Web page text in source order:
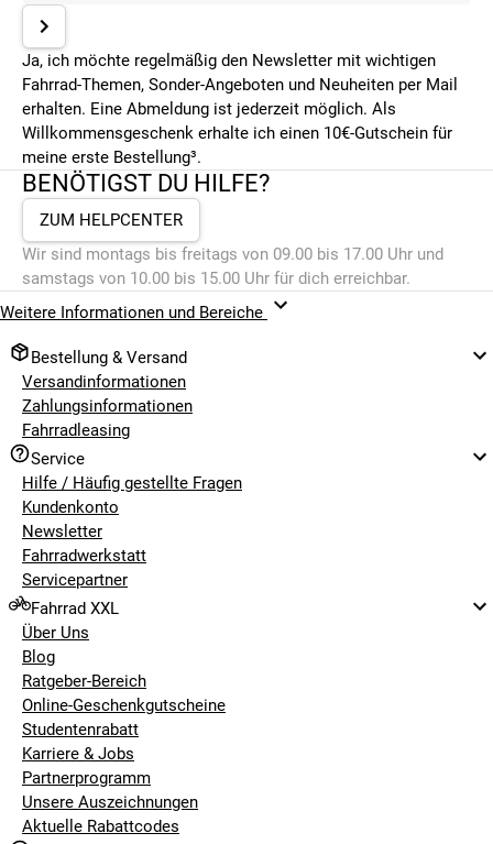
Ja, ich möchte regelmäßig den Newsletter mit wichtigen
Fahrrad-Themen, Sonder-Angeboten und Neuheiten per Mail
erhalten. Eine Abmeldung ist jederzeit möglich. Als
Willkommensgeschenk erhalte ich einen 10€-Gutschein für
meine erste Bestellung³.
BENÖTIGST DU HILFE?
ZUM HELPCENTER
Wir sind montags bis freitags von 09.00 bis 17.00 Uhr und
samstags von 10.00 bis 15.00 Uhr für dich erreichbar.
Weitere Informationen und Bereiche
Bestellung & Versand
Versandinformationen
Zahlungsinformationen
Fahrradleasing
Service
Hilfe / Häufig gestellte Fragen
Kundenkonto
Newsletter
Fahrradwerkstatt
Servicepartner
Fahrrad XXL
Über Uns
Blog
Ratgeber-Bereich
Online-Geschenkgutscheine
Studentenrabatt
Karriere & Jobs
Partnerprogramm
Unsere Auszeichnungen
Aktuelle Rabattcodes